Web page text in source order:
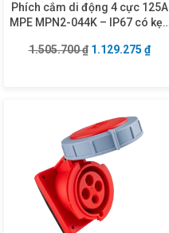
Phích cắm di động 4 cực 125A
MPE MPN2-044K – IP67 có kẹp
1.505.700₫ Giá gốc là:
1.129.275 ₫